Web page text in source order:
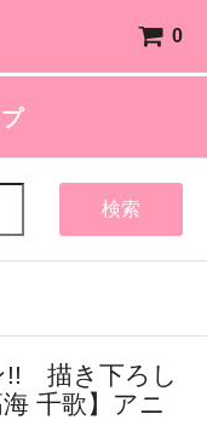
0
検索
!! 描き下ろし
千歌】アニ